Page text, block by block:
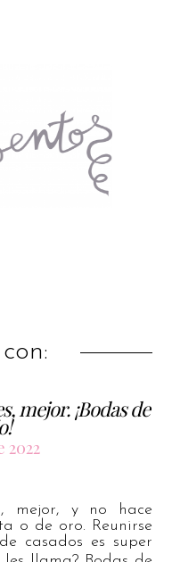
mejor. ¡Bodas de
2022
mejor, y no hace
o de oro. Reunirse
casados es super